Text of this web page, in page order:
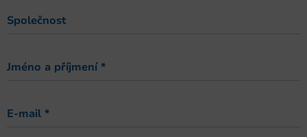
Společnost
Jméno a příjmení*
E-mail *